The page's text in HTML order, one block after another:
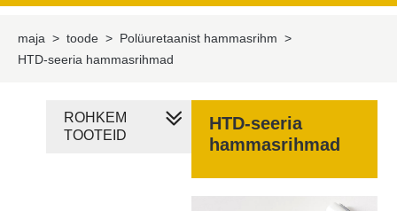
maja > toode > Polüuretaanist hammasrihm >
HTD-seeria hammasrihmad
HTD-seeria
hammasrihmad
ROHKEM
TOOTEID